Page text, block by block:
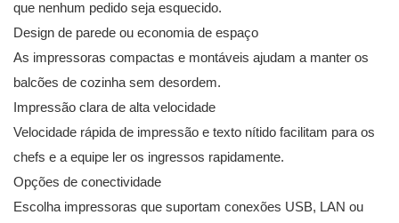
que nenhum pedido seja esquecido.
Design de parede ou economia de espaço
As impressoras compactas e montáveis ​​ajudam a manter os
balcões de cozinha sem desordem.
Impressão clara de alta velocidade
Velocidade rápida de impressão e texto nítido facilitam para os
chefs e a equipe ler os ingressos rapidamente.
Opções de conectividade
Escolha impressoras que suportam conexões USB, LAN ou